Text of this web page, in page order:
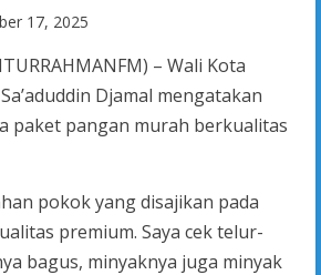
17, 2025
– Wali Kota
Djamal mengatakan
paket pangan murah berkualitas
pokok yang disajikan pada
premium. Saya cek telur-
bagus, minyaknya juga minyak